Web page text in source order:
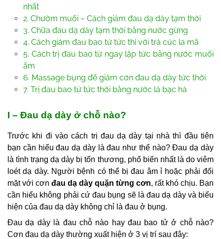
nhất
2. Chườm muối – Cách giảm đau dạ dày tạm thời
3. Chữa đau dạ dày tạm thời bằng nước gừng
4. Cách giảm đau bao tử tức thì với trà cúc la mã
5. Cách trị đau bao tử ngay lập tức bằng nước muối
ấm
6. Massage bụng để giảm cơn đau dạ dày tức thời
7. Trị đau bao tử tức thời bằng nước lá bạc hà
I – Đau dạ dày ở chỗ nào?
Trước khi đi vào cách trị đau dạ dày tại nhà thì đầu tiên
bạn cần hiểu đau dạ dày là đau như thế nào?Đau dạ dày
là tình trạng dạ dày bị tổn thương, phổ biến nhất là do viêm
loét dạ dày. Người bệnh có thể bị đau âm ỉ hoặc phải đối
mặt với cơn đau dạ dày quặn từng cơn, rất khó chịu. Bạn
cần hiểu không phải cứ đau bụng sẽ là đau dạ dày và biểu
hiện của đau dạ dày không chỉ là đau ở bụng.
Đau dạ dày là đau chỗ nào hay đau bao tử ở chỗ nào?
Cơn đau dạ dày thường xuất hiện ở 3 vị trí sau đây: